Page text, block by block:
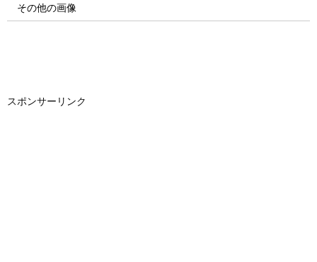
その他の画像
スポンサーリンク